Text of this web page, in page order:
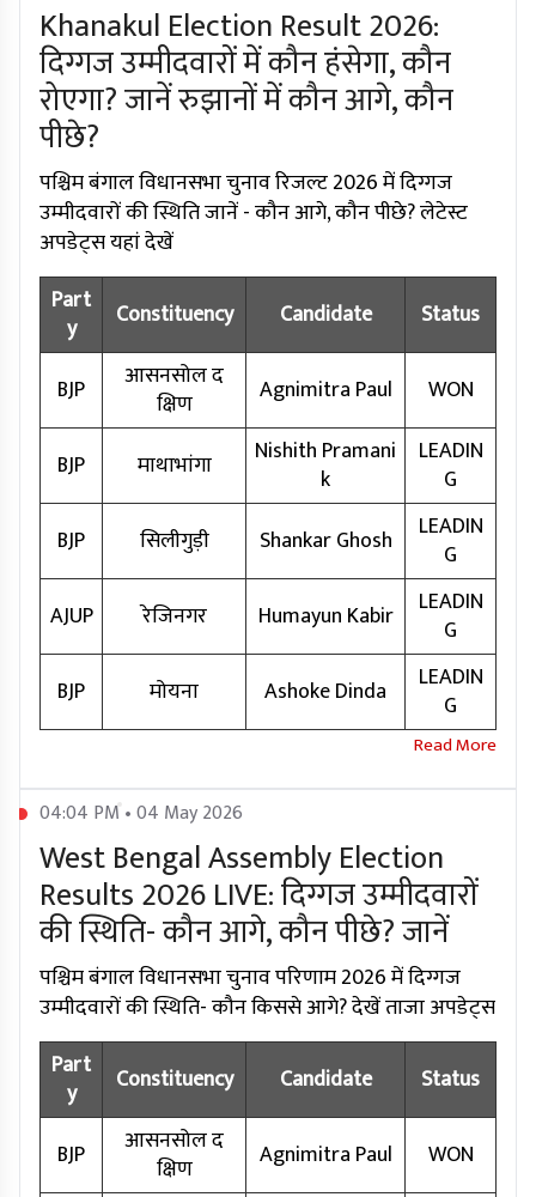
Khanakul Election Result 2026:
दिग्गज उम्मीदवारों में कौन हंसेगा, कौन
रोएगा? जानें रुझानों में कौन आगे, कौन
पीछे?
पश्चिम बंगाल विधानसभा चुनाव रिजल्ट 2026 में दिग्गज
उम्मीदवारों की स्थिति जानें - कौन आगे, कौन पीछे? लेटेस्ट
अपडेट्स यहां देखें
Part
y
Constituency Candidate Status
BJP
आसनसोल द
क्षिण
Agnimitra Paul WON
BJP माथाभांगा
Nishith Pramani
k
LEADIN
G
BJP
सिलीगुड़ी Shankar Ghosh
LEADIN
G
AJUP
रेजिनगर Humayun Kabir
LEADIN
G
BJP
मोयना Ashoke Dinda
LEADIN
G
04:04 PM • 04 May 2026
West Bengal Assembly Election
Results 2026 LIVE: दिग्गज उम्मीदवारों
की स्थिति- कौन आगे, कौन पीछे? जानें
पश्चिम बंगाल विधानसभा चुनाव परिणाम 2026 में दिग्गज
उम्मीदवारों की स्थिति- कौन किससे आगे? देखें ताजा अपडेट्स
Part
y
Constituency Candidate Status
BJP
आसनसोल द
क्षिण
Agnimitra Paul WON